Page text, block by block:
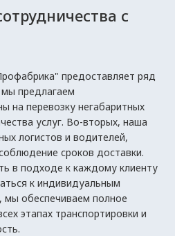
с
предоставляет ряд
предлагаем
на перевозку негабаритных
услуг. Во-вторых, наша
логистов и водителей,
сроков доставки.
в подходе к каждому клиенту
к индивидуальным
мы обеспечиваем полное
этапах транспортировки и